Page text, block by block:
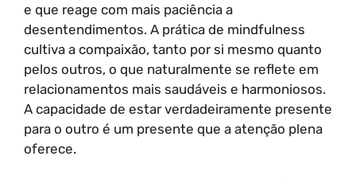
e que reage com mais paciência a
desentendimentos. A prática de mindfulness
cultiva a compaixão, tanto por si mesmo quanto
pelos outros, o que naturalmente se reflete em
relacionamentos mais saudáveis e harmoniosos.
A capacidade de estar verdadeiramente presente
para o outro é um presente que a atenção plena
oferece.